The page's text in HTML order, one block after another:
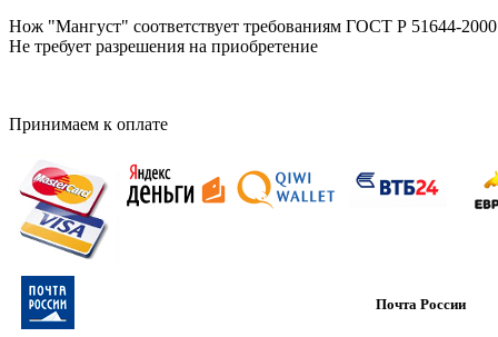
Нож "Мангуст" соответствует требованиям ГОСТ Р 51644-
Не требует разрешения на приобретение
Принимаем к оплате
Почта России